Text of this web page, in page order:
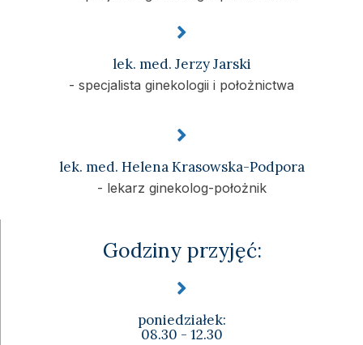
lek. med. Jerzy Jarski
- specjalista ginekologii i położnictwa
lek. med. Helena Krasowska-Podpora
- lekarz ginekolog-położnik
Godziny przyjęć:
poniedziałek:
08.30 - 12.30